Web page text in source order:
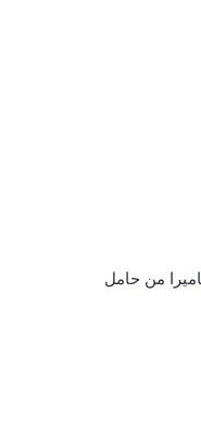
من حامل